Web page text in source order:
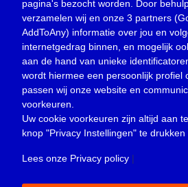
Nieuws (23.329)
Oproep(734)
Overlijden(39)
Podcast(18)
prijsvraag (5)
Religie (1.438)
Service(226)
pagina's bezocht worden. Door
verzamelen wij en onze 3 partners
AddToAny) informatie over jou en
internetgedrag binnen, en mogelijk
aan de hand van unieke
wordt hiermee een persoonlijk profiel
passen wij onze website en
voorkeuren.
Uw cookie voorkeuren zijn altijd aan
knop "Privacy Instellingen" te drukken
Lees onze Privacy policy |